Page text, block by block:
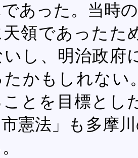
あった。当時
天領であったた
いし、明治政府
たかもしれない
とを目標とし
市憲法」も多摩